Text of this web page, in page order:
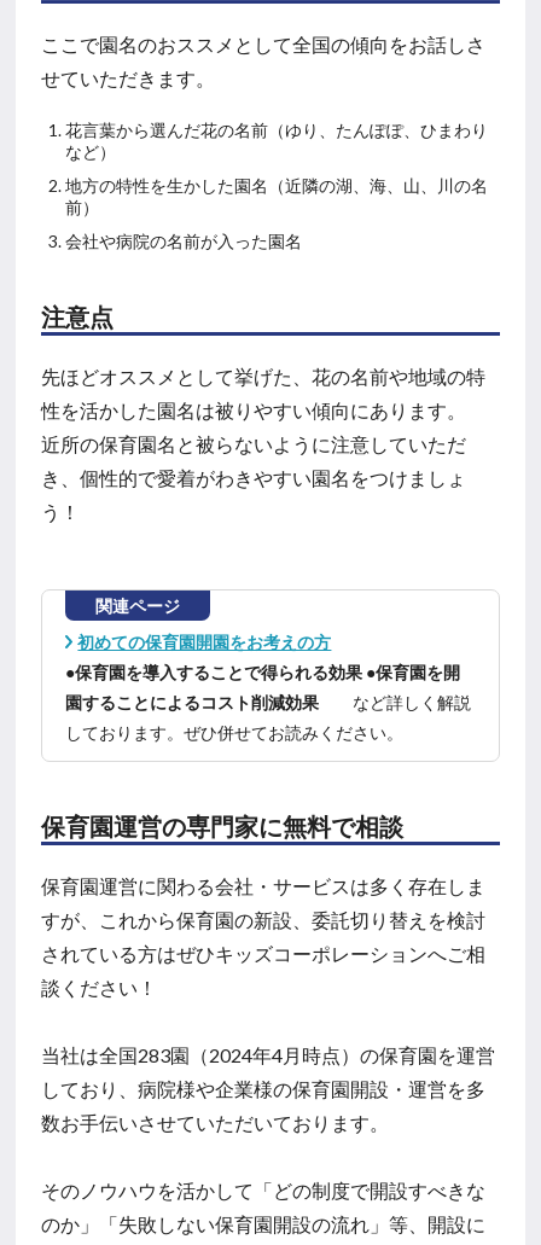
ここで園名のおススメとして全国の傾向をお話しさ
せていただきます。
花言葉から選んだ花の名前（ゆり、たんぽぽ、ひまわり
など）
地方の特性を生かした園名（近隣の湖、海、山、川の名
前）
会社や病院の名前が入った園名
注意点
先ほどオススメとして挙げた、花の名前や地域の特
性を活かした園名は被りやすい傾向にあります。
近所の保育園名と被らないように注意していただ
き、個性的で愛着がわきやすい園名をつけましょ
う！
関連ページ
初めての保育園開園をお考えの方
●保育園を導入することで得られる効果 ●保育園を開
園することによるコスト削減効果 など詳しく解説
しております。ぜひ併せてお読みください。
保育園運営の専門家に無料で相談
保育園運営に関わる会社・サービスは多く存在しま
すが、これから保育園の新設、委託切り替えを検討
されている方はぜひキッズコーポレーションへご相
談ください！
当社は全国283園（2024年4月時点）の保育園を運営
しており、病院様や企業様の保育園開設・運営を多
数お手伝いさせていただいております。
そのノウハウを活かして「どの制度で開設すべきな
のか」「失敗しない保育園開設の流れ」等、開設に